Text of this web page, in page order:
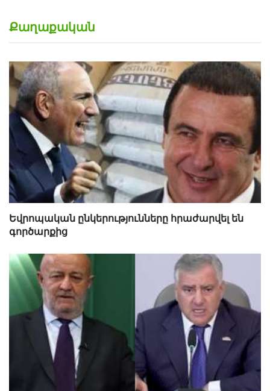
Քաղաքական
Եվրոպական ընկերությունները հրաժարվել են
գործարքից